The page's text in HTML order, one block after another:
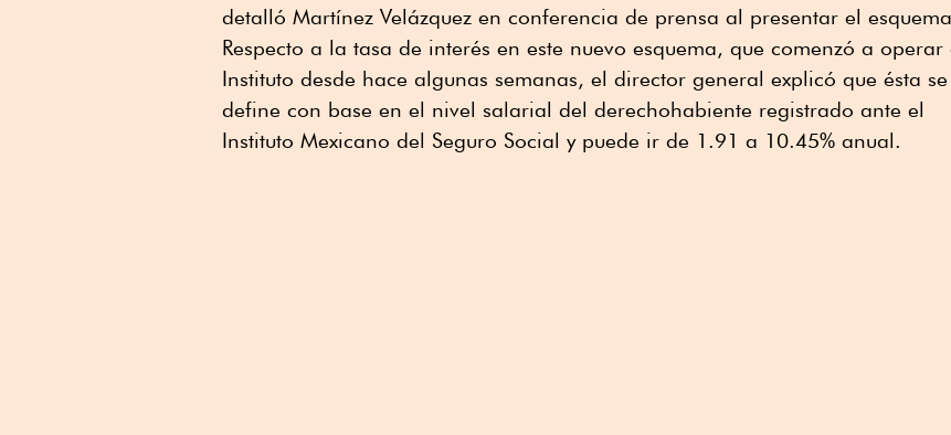
detalló Martínez Velázquez en conferencia de prensa al presentar el
Respecto a la tasa de interés en este nuevo esquema, que comenzó a operar
Instituto desde hace algunas semanas, el director general explicó que ésta se
define con base en el nivel salarial del derechohabiente registrado ante el
Instituto Mexicano del Seguro Social y puede ir de 1.91 a 10.45% anual.